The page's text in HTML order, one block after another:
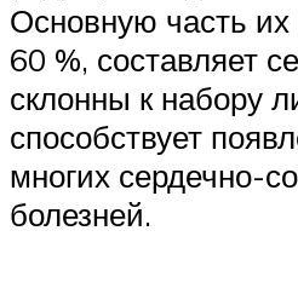
Основную часть
60 %, составляет
склонны к набору
способствует
многих сердечно-
болезней.